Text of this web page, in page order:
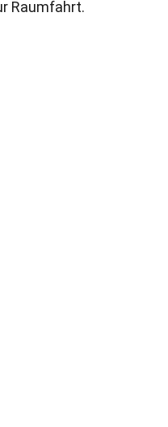
Raumfahrt.